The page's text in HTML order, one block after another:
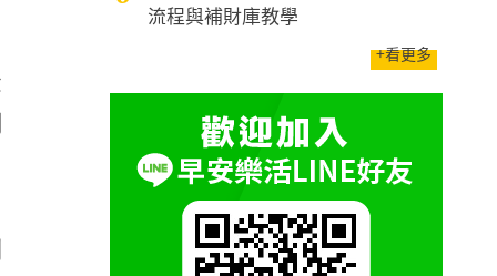
流程與補財庫教學
+看更多